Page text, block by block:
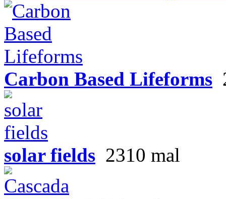
Carbon Based Lifeforms
solar fields 2310 mal